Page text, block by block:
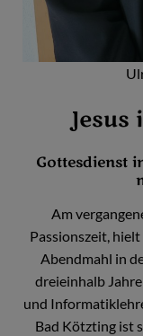
Jesus
Gottesdienst
Am
Passionszeit,
Abendmahl in
dreieinhalb
und
Bad Kötzting ist